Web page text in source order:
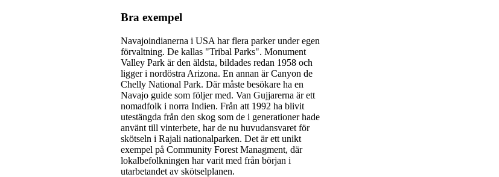
Bra exempel
Navajoindianerna i USA har flera parker under egen
förvaltning. De kallas "Tribal Parks". Monument
Valley Park är den äldsta, bildades redan 1958 och
ligger i nordöstra Arizona. En annan är Canyon de
Chelly National Park. Där måste besökare ha en
Navajo guide som följer med. Van Gujjarerna är ett
nomadfolk i norra Indien. Från att 1992 ha blivit
utestängda från den skog som de i generationer hade
använt till vinterbete, har de nu huvudansvaret för
skötseln i Rajali nationalparken. Det är ett unikt
exempel på Community Forest Managment, där
lokalbefolkningen har varit med från början i
utarbetandet av skötselplanen.